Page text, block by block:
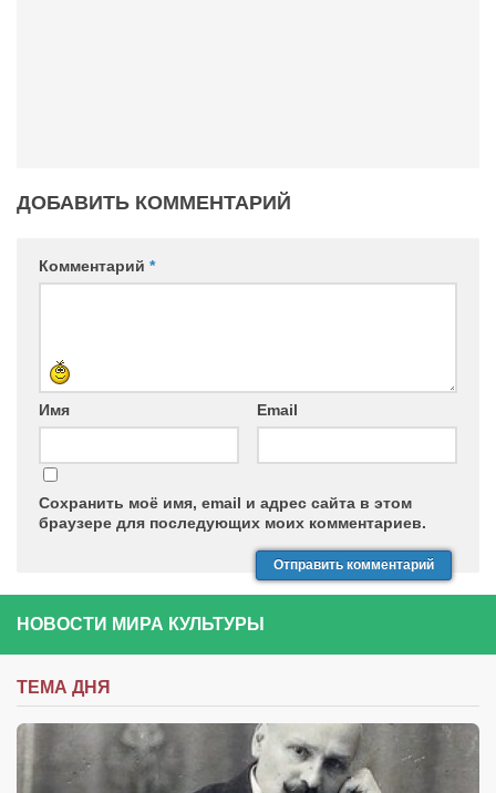
ДОБАВИТЬ КОММЕНТАРИЙ
Комментарий *
Имя Email
Сохранить моё имя, email и адрес сайта в этом
браузере для последующих моих комментариев.
НОВОСТИ МИРА КУЛЬТУРЫ
ТЕМА ДНЯ